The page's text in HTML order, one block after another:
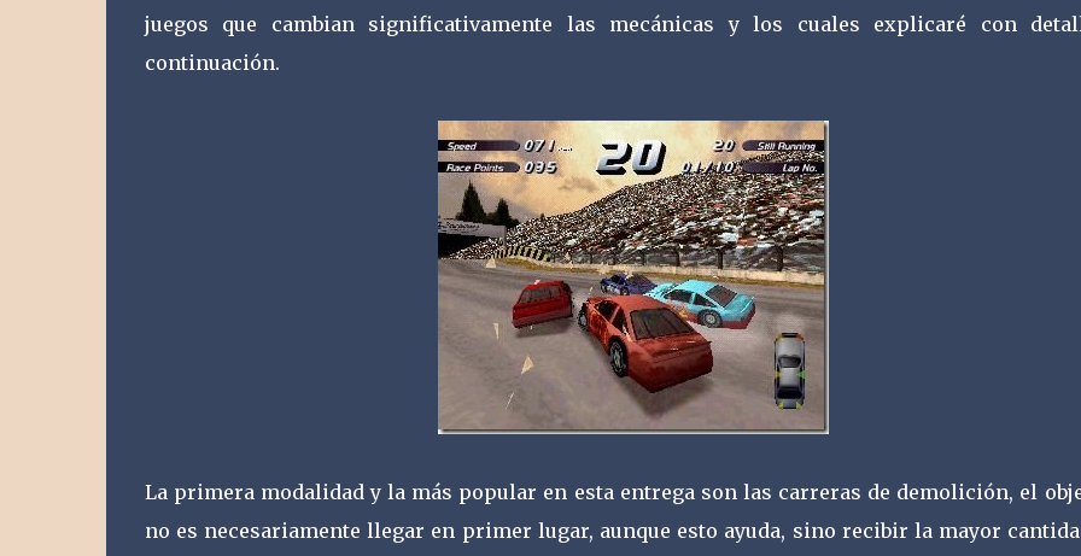
juegos que cambian significativamente las mecánicas y los cuales explicaré con
continuación.
La primera modalidad y la más popular en esta entrega son las carreras de demolición, el
no es necesariamente llegar en primer lugar, aunque esto ayuda, sino recibir la mayor